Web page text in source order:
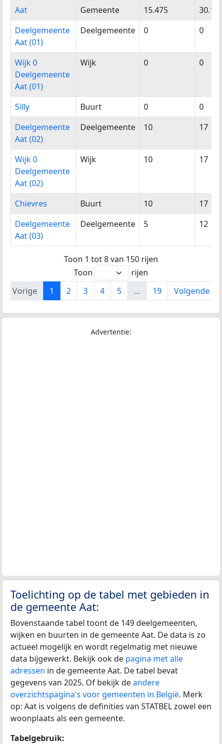
Regionaam
Soort regio
#
Adressen
#
Aat Gemeente 15.475
Deelgemeente
Aat (01)
Deelgemeente 0 0
Wijk 0
Deelgemeente
Aat (01)
Wijk 0 0
Silly Buurt 0
0
Deelgemeente
Aat (02)
Deelgemeente 10 17
Wijk 0
Deelgemeente
Aat (02)
Wijk 10 17
Chievres Buurt 10
17
Deelgemeente
Aat (03)
Deelgemeente 5 12
Toon 1 tot 8 van 150 rijen
Toon
rijen
Vorige
1 2 3 4 5 … 19 Volgende
Advertentie:
Toelichting op de tabel met gebieden in
de gemeente Aat:
Bovenstaande tabel toont de 149 deelgemeenten,
wijken en buurten in de gemeente Aat. De data is zo
actueel mogelijk en wordt regelmatig met nieuwe
data bijgewerkt. Bekijk ook de pagina met alle
adressen in de gemeente Aat. De tabel bevat
gegevens van 2025. Of bekijk deandere
overzichtspagina's voor gemeenten in België. Merk
op: Aat is volgens de definities van STATBEL zowel een
woonplaats als een gemeente.
Tabelgebruik: